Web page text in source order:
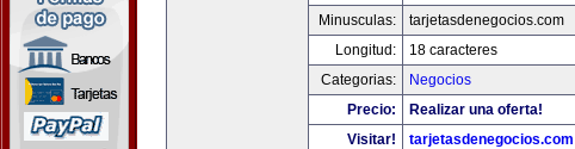
Minusculas:
tarjetasdenegocios.com
Longitud:
18 caracteres
Categorias:
Negocios
Precio:
Realizar una oferta!
Visitar!
tarjetasdenegocios.com